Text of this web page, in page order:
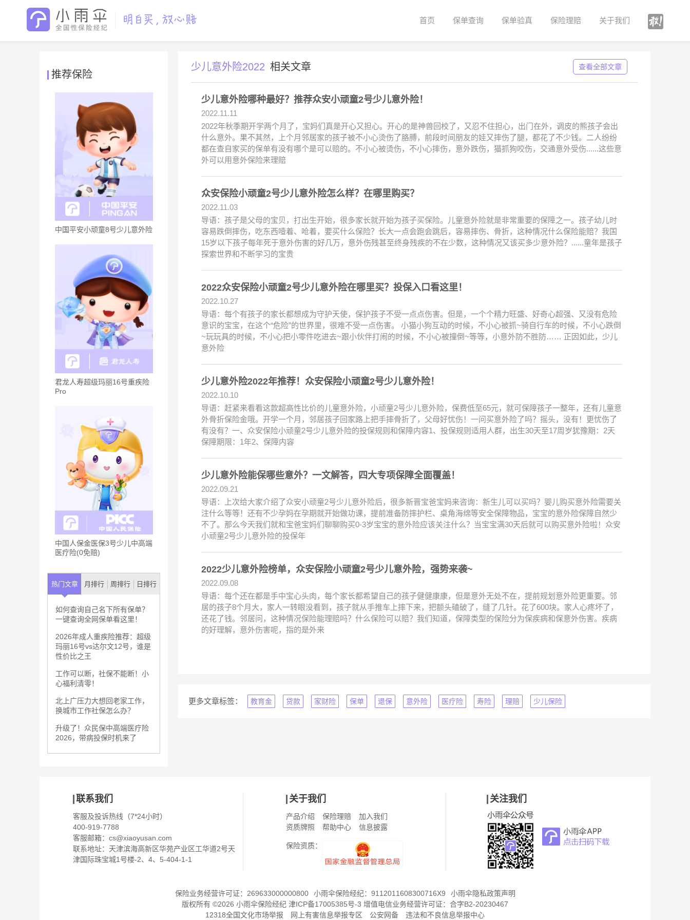
首页 保单查询 保单验真 保险理赔 关于我们
推荐保险
中国平安小顽童8号少儿意外险
君龙人寿超级玛丽16号重疾险
Pro
中国人保金医保3号少儿中高端
医疗险(0免赔)
热门文章 月排行 周排行 日排行
如何查询自己名下所有保单？
一键查询全网保单看这里！
2026年成人重疾险推荐：超级
玛丽16号vs达尔文12号，谁是
性价比之王
工作可以断，社保不能断！小
心福利清零！
北上广压力大想回老家工作，
换城市工作社保怎么办？
升级了！众民保中高端医疗险
2026，带病投保时机来了
少儿意外险2022 相关文章 查看全部文章
少儿意外险哪种最好？推荐众安小顽童2号少儿意外险！
2022.11.11
2022年秋季期开学两个月了，宝妈们真是开心又担心。开心的是神兽回校了，又忍不住担心，出门在外，调皮的熊孩子会出
什么意外。果不其然，上个月邻居家的孩子被不小心烫伤了胳膊，前段时间朋友的娃又摔伤了腿，都花了不少钱。二人纷纷
都在查自家买的保单有没有哪个是可以赔的。不小心被烫伤，不小心摔伤，意外跌伤，猫抓狗咬伤，交通意外受伤......这些意
外可以用意外保险来理赔
众安保险小顽童2号少儿意外险怎么样？在哪里购买？
2022.11.03
导语：孩子是父母的宝贝，打出生开始，很多家长就开始为孩子买保险。儿童意外险就是非常重要的保障之一。孩子幼儿时
容易跌倒摔伤，吃东西噎着、呛着，要买什么保险？长大一点会跑会跳后，容易摔伤、骨折，这种情况什么保险能赔？我国
15岁以下孩子每年死于意外伤害的好几万，意外伤残甚至终身残疾的不在少数，这种情况又该买多少意外险？......童年是孩子
探索世界和不断学习的宝贵
2022众安保险小顽童2号少儿意外险在哪里买？投保入口看这里！
2022.10.27
导语：每个有孩子的家长都想成为守护天使，保护孩子不受一点点伤害。但是，一个个精力旺盛、好奇心超强、又没有危险
意识的宝宝，在这个“危险”的世界里，很难不受一点伤害。 小猫小狗互动的时候，不小心被抓~骑自行车的时候，不小心跌倒
~玩玩具的时候，不小心把小零件吃进去~跟小伙伴打闹的时候，不小心被撞倒~等等，小意外防不胜防…… 正因如此，少儿
意外险
少儿意外险2022年推荐！众安保险小顽童2号少儿意外险！
2022.10.10
导语：赶紧来看看这款超高性比价的儿童意外险，小顽童2号少儿意外险，保费低至65元，就可保障孩子一整年，还有儿童意
外骨折保险金哦。开学一个月，邻居孩子回家路上把手摔骨折了，父母好忧伤！一问买意外险了吗？摇头，没有！更忧伤了
有没有？一、众安保险小顽童2号少儿意外险的投保规则和保障内容1、投保规则适用人群，出生30天至17周岁犹豫期：2天
保障期限：1年2、保障内容
少儿意外险能保哪些意外？一文解答，四大专项保障全面覆盖！
2022.09.21
导语：上次给大家介绍了众安小顽童2号少儿意外险后，很多新晋宝爸宝妈来咨询：新生儿可以买吗？婴儿购买意外险需要关
注什么等等！还有不少孕妈在孕期就开始做功课，提前准备防摔护栏、桌角海绵等安全保障物品，宝宝的意外险保障自然少
不了。那么今天我们就和宝爸宝妈们聊聊购买0-3岁宝宝的意外险应该关注什么？当宝宝满30天后就可以购买意外险啦！众安
小顽童2号少儿意外险的投保年
2022少儿意外险榜单，众安保险小顽童2号少儿意外险，强势来袭~
2022.09.08
导语：每个还在都是手中宝心头肉，每个家长都希望自己的孩子健健康康，但是意外无处不在，提前规划意外险更重要。邻
居的孩子8个月大，家人一转眼没看到，孩子就从手推车上摔下来，把额头磕破了，缝了几针。花了600块。家人心疼坏了，
还花了钱。邻居问，这种情况保险能理赔吗？什么保险可以赔？我们知道，保障类型的保险分为保疾病和保意外伤害。疾病
的好理解，意外伤害呢，指的是外来
更多文章标签： 教育金 贷款 家财险 保单 退保 意外险 医疗险 寿险 理赔 少儿保险
联系我们
客服及投诉热线（7*24小时）
400-919-7788
客服邮箱： cs@xiaoyusan.com
联系地址：天津滨海高新区华苑产业区工华道2号天
津国际珠宝城1号楼-2、4、5-404-1-1
关于我们
产品介绍 保险理赔
加入我们
资质牌照
帮助中心 信息披露
保险资质：
关注我们
保险业务经营许可证：269633000000800 小雨伞保险经纪：9112011608300716X9
小雨伞隐私政策声明
版权所有 ©2026 小雨伞保险经纪 津ICP备17005385号-3 增值电信业务经营许可证： 合字B2-20230467
12318全国文化市场举报
网上有害信息举报专区 公安网备 违法和不良信息举报中心